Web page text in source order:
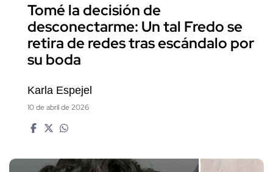
Tomé la decisión de
desconectarme: Un tal Fredo se
retira de redes tras escándalo por
su boda
Karla Espejel
10 de abril de 2026